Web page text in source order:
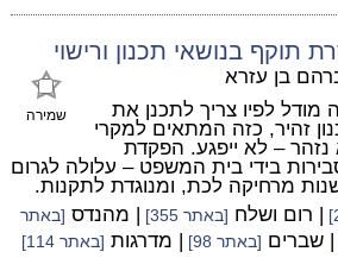
תוקף בנושאי תכנון ורישוי
שמירה
בן עזרא
לפיו צריך לתכנן את
זהיר, כזה המתאים למקרי
נזהר – לא ייפגע. הפקדת
בידי בית המשפט – עלולה לגרום
מרחיקה לכת, ומנוגדת לתקנות.
| רום ושלח [באתר 355] | מהנדס [באתר
| שברים [באתר 98] | מדרגות [באתר 114]